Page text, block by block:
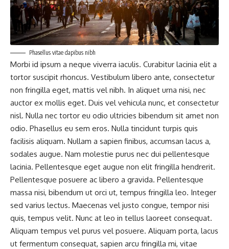
Phasellus vitae dapibus nibh
Morbi id ipsum a neque viverra iaculis. Curabitur lacinia elit a
tortor suscipit rhoncus. Vestibulum libero ante, consectetur
non fringilla eget, mattis vel nibh. In aliquet urna nisi, nec
auctor ex mollis eget. Duis vel vehicula nunc, et consectetur
nisl. Nulla nec tortor eu odio ultricies bibendum sit amet non
odio. Phasellus eu sem eros. Nulla tincidunt turpis quis
facilisis aliquam. Nullam a sapien finibus, accumsan lacus a,
sodales augue. Nam molestie purus nec dui pellentesque
lacinia. Pellentesque eget augue non elit fringilla hendrerit.
Pellentesque posuere ac libero a gravida. Pellentesque
massa nisi, bibendum ut orci ut, tempus fringilla leo. Integer
sed varius lectus. Maecenas vel justo congue, tempor nisi
quis, tempus velit. Nunc at leo in tellus laoreet consequat.
Aliquam tempus vel purus vel posuere. Aliquam porta, lacus
ut fermentum consequat, sapien arcu fringilla mi, vitae